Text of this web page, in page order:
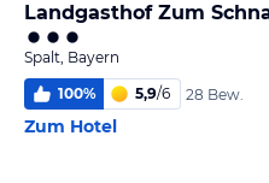
Landgasthof Zum
Spalt, Bayern
100% 5,9/6 28 Bew.
Zum Hotel